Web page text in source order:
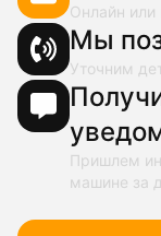
Онлайн или
Мы
Уточним
Пришлем
машине за